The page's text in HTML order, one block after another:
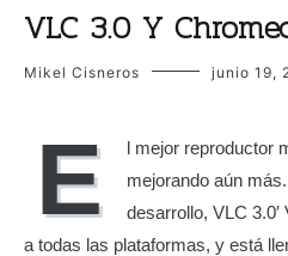
VLC 3.0 Y
Mikel Cisneros junio 19,
E
l mejor reproductor
mejorando aún
desarrollo, VLC 3.0′
a todas las plataformas, y está